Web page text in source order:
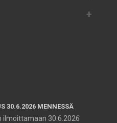
30.6.2026 MENNESSÄ
30.6.2026